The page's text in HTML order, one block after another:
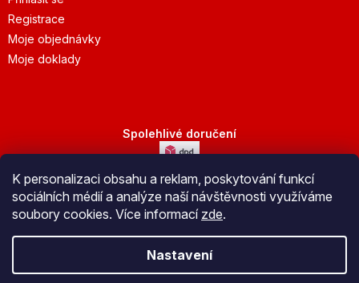
K personalizaci obsahu a reklam, poskytování funkcí
sociálních médií a analýze naší návštěvnosti využíváme
soubory cookies. Více informací zde.
Nastavení
Registrace
Moje objednávky
Moje doklady
Spolehlivé doručení
Bezpečná platba